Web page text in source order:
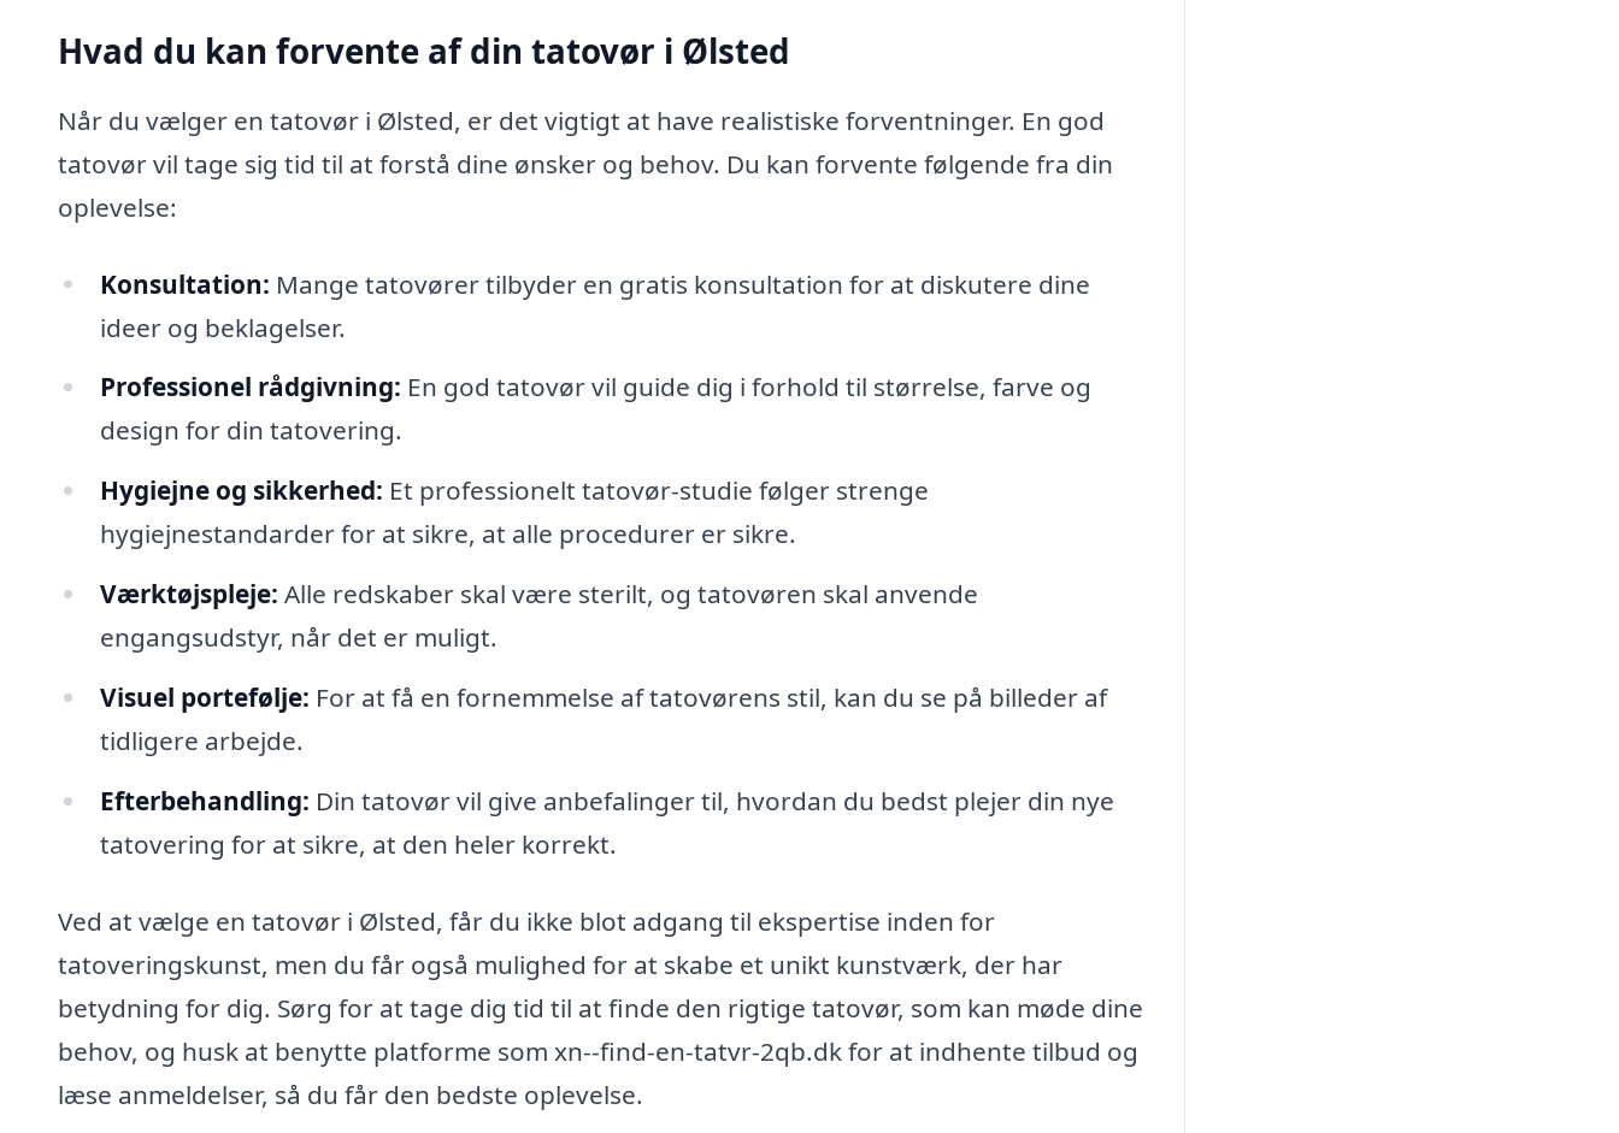
Hvad du kan forvente af din tatovør i Ølsted
Når du vælger en tatovør i Ølsted, er det vigtigt at have realistiske forventninger. En god
tatovør vil tage sig tid til at forstå dine ønsker og behov. Du kan forvente følgende fra din
oplevelse:
Konsultation: Mange tatovører tilbyder en gratis konsultation for at diskutere dine
ideer og beklagelser.
Professionel rådgivning: En god tatovør vil guide dig i forhold til størrelse, farve og
design for din tatovering.
Hygiejne og sikkerhed: Et professionelt tatovør-studie følger strenge
hygiejnestandarder for at sikre, at alle procedurer er sikre.
Værktøjspleje: Alle redskaber skal være sterilt, og tatovøren skal anvende
engangsudstyr, når det er muligt.
Visuel portefølje: For at få en fornemmelse af tatovørens stil, kan du se på billeder af
tidligere arbejde.
Efterbehandling: Din tatovør vil give anbefalinger til, hvordan du bedst plejer din nye
tatovering for at sikre, at den heler korrekt.
Ved at vælge en tatovør i Ølsted, får du ikke blot adgang til ekspertise inden for
tatoveringskunst, men du får også mulighed for at skabe et unikt kunstværk, der har
betydning for dig. Sørg for at tage dig tid til at finde den rigtige tatovør, som kan møde dine
behov, og husk at benytte platforme som xn--find-en-tatvr-2qb.dk for at indhente tilbud og
læse anmeldelser, så du får den bedste oplevelse.